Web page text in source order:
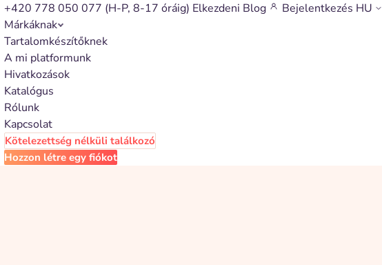
+420 778 050 077 (H-P, 8-17 óráig) Elkezdeni Blog Bejelentkezés HU
Márkáknak
Tartalomkészítőknek
A mi platformunk
Hivatkozások
Katalógus
Rólunk
Kapcsolat
Kötelezettség nélküli találkozó
Hozzon létre egy fiókot